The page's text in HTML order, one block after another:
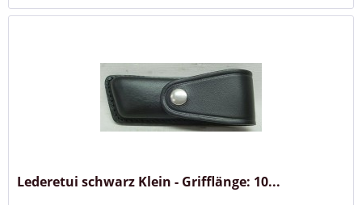
Lederetui schwarz Klein - Grifflänge: 10...